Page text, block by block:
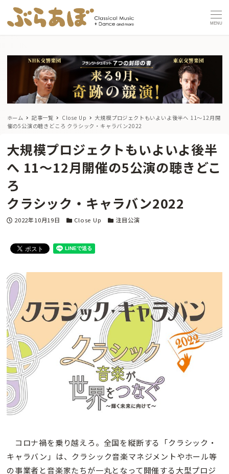
MENU
ホーム 記事一覧 Close Up
大規模プロジェクトもいよいよ後半へ 11～12月開
催の5公演の聴きどころ クラシック・キャラバン2022
大規模プロジェクトもいよいよ後半
へ 11～12月開催の5公演の聴きどこ
ろ
クラシック・キャラバン2022
投稿日
2022年10月19日 カテゴリー
Close Up カテゴリー
注目公演
コロナ禍を乗り越えろ。全国を縦断する「クラシック・
キャラバン」は、クラシック音楽マネジメントやホール等
の事業者と音楽家たちが一丸となって開催する大型プロジ